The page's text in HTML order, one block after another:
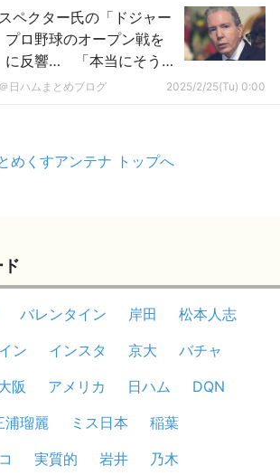
ペクター氏の「ドジャー
ロ野球のオープン戦を
に反響… 「本当にそうで
日ハムまとめブログ 2025/2/25(Tu) 0:00
めくすアンテナ トップへ
バレンタイン 岸田
松本人志
ン インスタ 京大
バチャ
阪 アメリカ 日ハム
DQN
浦瑠麗 ミス日本
稲葉
実質的 岩井
乃木